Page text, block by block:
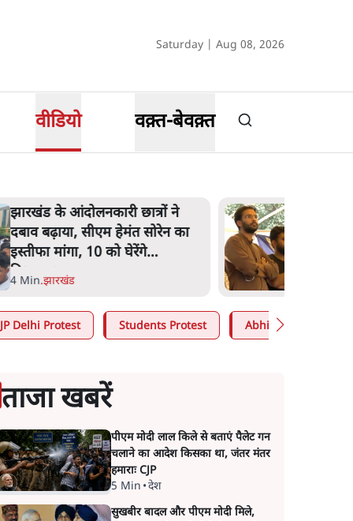
Saturday | Aug 08, 2026
वीडियो वक़्त-बेवक़्त
झारखंड के आंदोलनकारी छात्रों ने
दबाव बढ़ाया, सीएम हेमंत सोरेन का
इस्तीफा मांगा, 10 को घेरेंगे
विधानसभा
4 Min.झारखंड
Delhi Protest Students Protest Abhijeet Dipke
ताजा खबरें
पीएम मोदी लाल किले से बताएं पैलेट गन
चलाने का आदेश किसका था, जंतर मंतर
हमाराः CJP
5 Min •देश
सुखबीर बादल और पीएम मोदी मिले,